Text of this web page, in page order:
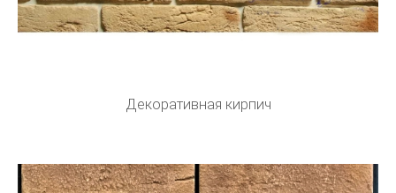
Декоративная кирпич